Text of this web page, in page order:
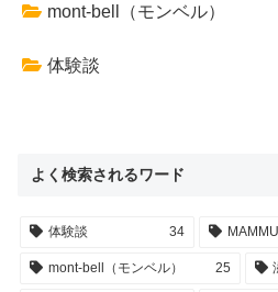
mont-bell（モンベル）
体験談
よく検索されるワード
体験談 34
mont-bell（モンベル） 25